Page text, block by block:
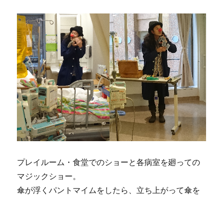
プレイルーム・食堂でのショーと各病室を廻っての
マジックショー。
傘が浮くパントマイムをしたら、立ち上がって傘を